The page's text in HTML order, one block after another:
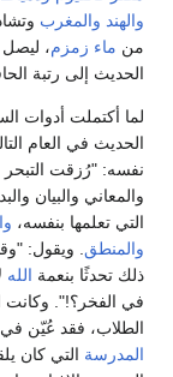
والهند والمغرب
من ماء زمزم،
الحديث إلى رتبة
الحديث في العام
نفسه: "رُزقت
والمعاني والبيان
التي تعلمها بنفسه،
والمنطق. ويقول:
ذلك تحدثًا بنعمة الله
في الفخر؟!". وكانت
الطلاب، فقد عُيّن
المدرسة التي كان